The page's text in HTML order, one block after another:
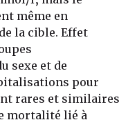
même en
la cible. Effet
sexe et de
pour
rares et similaires
mortalité lié à